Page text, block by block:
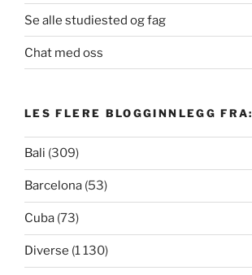
Se alle studiested og fag
Chat med oss
LES FLERE BLOGGINNLEGG FRA:
Bali (309)
Barcelona (53)
Cuba (73)
Diverse (1 130)